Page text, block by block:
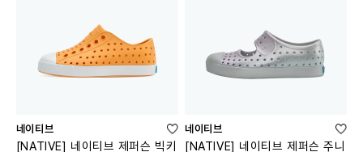
네이티브
[NATIVE] 네이티브 제퍼슨 빅키
네이티브
[NATIVE] 네이티브 제퍼슨 주니